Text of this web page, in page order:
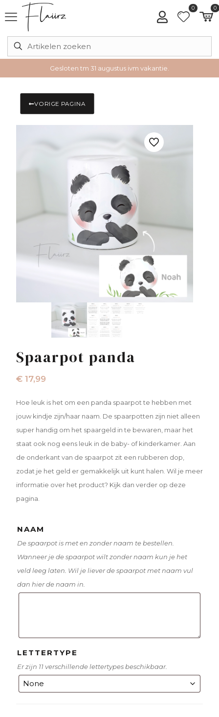
0 0
Gesloten tm 31 augustus ivm vakantie.
VORIGE PAGINA
Spaarpot panda
€ 17,99
Hoe leuk is het om een panda spaarpot te hebben met
jouw kindje zijn/haar naam. De spaarpotten zijn niet alleen
super handig om het spaargeld in te bewaren, maar het
staat ook nog eens leuk in de baby- of kinderkamer. Aan
de onderkant van de spaarpot zit een rubberen dop,
zodat je het geld er gemakkelijk uit kunt halen. Wil je meer
informatie over het product? Kijk dan verder op deze
pagina.
NAAM
De spaarpot is met en zonder naam te bestellen.
Wanneer je de spaarpot wilt zonder naam kun je het
veld leeg laten. Wil je liever de spaarpot met naam vul
dan hier de naam in.
LETTERTYPE
Er zijn 11 verschillende lettertypes beschikbaar.